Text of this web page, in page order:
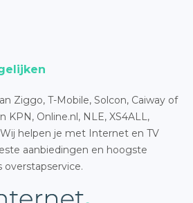
Ziggo, T-Mobile, Solcon, Caiway of
KPN, Online.nl, NLE, XS4ALL,
helpen je met Internet en TV
aanbiedingen en hoogste
overstapservice.